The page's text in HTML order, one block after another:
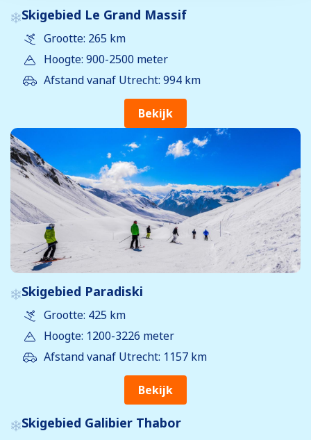
Skigebied Le Grand Massif
Grootte: 265 km
Hoogte: 900-2500 meter
Afstand vanaf Utrecht: 994 km
Bekijk
Skigebied Paradiski
Grootte: 425 km
Hoogte: 1200-3226 meter
Afstand vanaf Utrecht: 1157 km
Bekijk
Skigebied Galibier Thabor